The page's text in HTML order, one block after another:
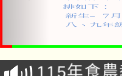
淨零綠生
會
115年食